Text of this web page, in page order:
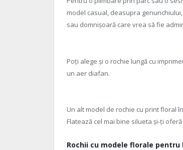
model casual, deasupra
sau domnișoară care vrea să fie
Poți alege și o rochie lungă cu
un aer diafan.
Un alt model de rochie cu print floral
Flatează cel mai bine silueta și-ți
Rochii cu modele florale pentru